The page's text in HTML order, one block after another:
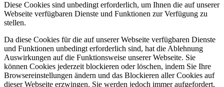
Diese Cookies sind unbedingt erforderlich, um Ihnen die auf unserer
Webseite verfügbaren Dienste und Funktionen zur Verfügung zu
stellen.
Da diese Cookies für die auf unserer Webseite verfügbaren Dienste
und Funktionen unbedingt erforderlich sind, hat die Ablehnung
Auswirkungen auf die Funktionsweise unserer Webseite. Sie
können Cookies jederzeit blockieren oder löschen, indem Sie Ihre
Browsereinstellungen ändern und das Blockieren aller Cookies auf
dieser Webseite erzwingen. Sie werden jedoch immer aufgefordert,